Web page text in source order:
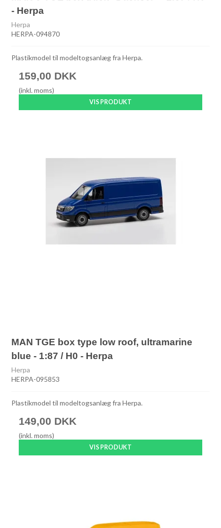
- Herpa
Herpa
HERPA-094870
Plastikmodel til modeltogsanlæg fra Herpa.
159,00 DKK
(inkl. moms)
VIS PRODUKT
MAN TGE box type low roof, ultramarine
blue - 1:87 / H0 - Herpa
Herpa
HERPA-095853
Plastikmodel til modeltogsanlæg fra Herpa.
149,00 DKK
(inkl. moms)
VIS PRODUKT